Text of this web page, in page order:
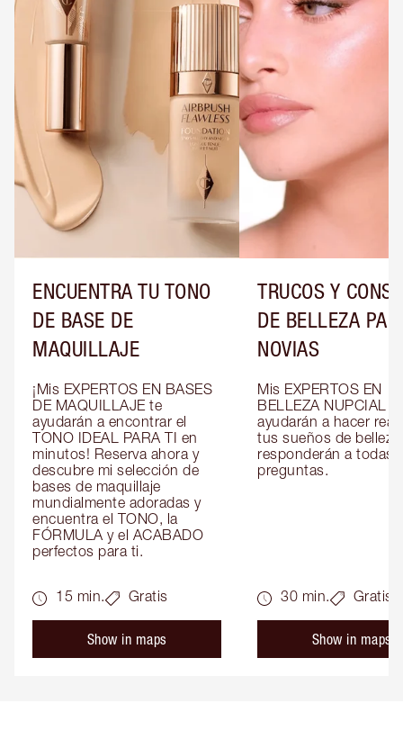
ENCUENTRA TU TONO
DE BASE DE
MAQUILLAJE
¡Mis EXPERTOS EN BASES
DE MAQUILLAJE te
ayudarán a encontrar el
TONO IDEAL PARA TI en
minutos! Reserva ahora y
descubre mi selección de
bases de maquillaje
mundialmente adoradas y
encuentra el TONO, la
FÓRMULA y el ACABADO
perfectos para ti.
15 min. Gratis
Show in maps
TRUCOS Y
DE BELLEZA
NOVIAS
Mis EXPERTOS EN
BELLEZA NUPCIAL te
ayudarán a hacer
tus sueños de belleza
responderán a todas
preguntas.
30 min. Gratis
Show in maps